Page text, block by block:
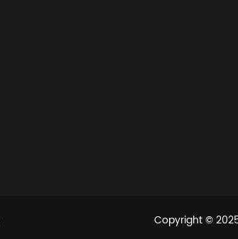
Copyright ©